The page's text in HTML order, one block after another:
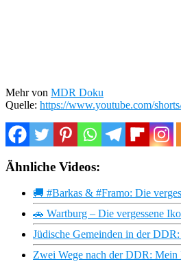
Mehr von MDR Doku
Quelle: https://www.youtube.com/
Ähnliche Videos:
🚚 #Barkas & #Framo: Die
🚗 Wartburg – Die vergessene
Jüdische Gemeinden in der
Zwei Wege nach der DDR: Mein